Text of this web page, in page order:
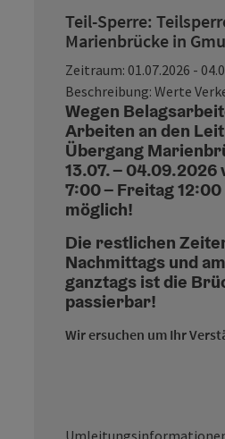
Teil-Sperre:
Marienbrücke in
Zeitraum: 01.07.2026 -
Beschreibung: Werte
Wegen
Arbeiten an den
Übergang
13.07. – 04.09.2026
7:00 – Freitag
möglich!
Die restlichen
Nachmittags und
ganztags ist die
passierbar!
Wir ersuchen um Ihr